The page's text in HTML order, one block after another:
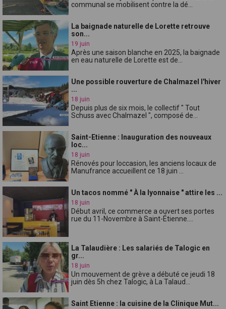
communal se mobilisent contre la dé...
La baignade naturelle de Lorette retrouve
son...
19 juin
Après une saison blanche en 2025, la baignade
en eau naturelle de Lorette est de...
Une possible rouverture de Chalmazel l'hiver
...
18 juin
Depuis plus de six mois, le collectif " Tout
Schuss avec Chalmazel ", composé de...
Saint-Etienne : Inauguration des nouveaux
loc...
18 juin
Rénovés pour loccasion, les anciens locaux de
Manufrance accueillent ce 18 juin ...
Un tacos nommé " À la lyonnaise " attire les ...
18 juin
Début avril, ce commerce a ouvert ses portes
rue du 11-Novembre à Saint-Étienne....
La Talaudière : Les salariés de Talogic en
gr...
18 juin
Un mouvement de grève a débuté ce jeudi 18
juin dès 5h chez Talogic, à La Talaud...
Saint Etienne : la cuisine de la Clinique Mut...